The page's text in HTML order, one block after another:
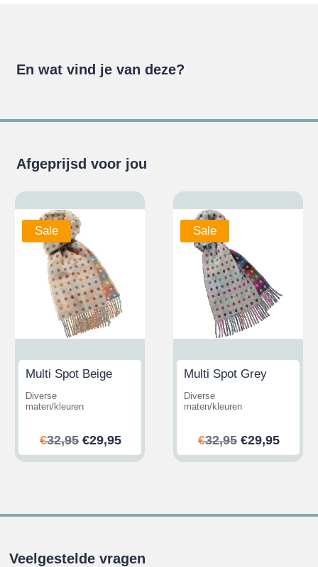
En wat vind je van deze?
Afgeprijsd voor jou
Sale
Multi Spot Beige
Diverse
maten/kleuren
€32,95 Oorspronkelijke
prijs
€29,95Huidige
prijs
Sale
Multi Spot Grey
Diverse
maten/kleuren
€32,95
prijs
€29,95
prijs
Veelgestelde vragen